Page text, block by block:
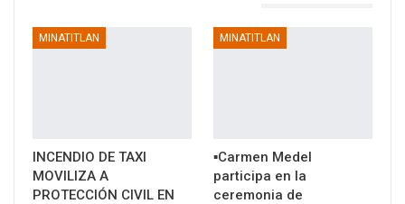
MINATITLAN
INCENDIO DE TAXI
MOVILIZA A
PROTECCIÓN CIVIL EN
MINATITLAN
▪️Carmen Medel
participa en la
ceremonia de